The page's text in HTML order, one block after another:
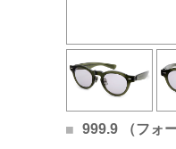
999.9 （フォ